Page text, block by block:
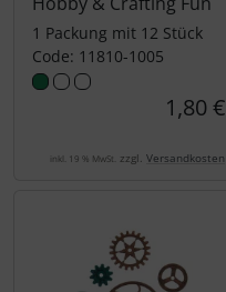
1 Packung mit 12 Stück
Code: 11810-1005
1,80 €
inkl. 19 % MwSt. zzgl. Versandkosten